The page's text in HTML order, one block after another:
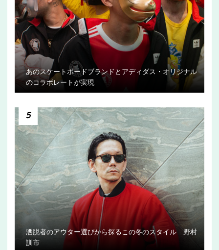
あのスケートボードブランドとアディダス・オリジナル
のコラボレートが実現
5
洒脱者のアウター選びから探るこの冬のスタイル 野村
訓市